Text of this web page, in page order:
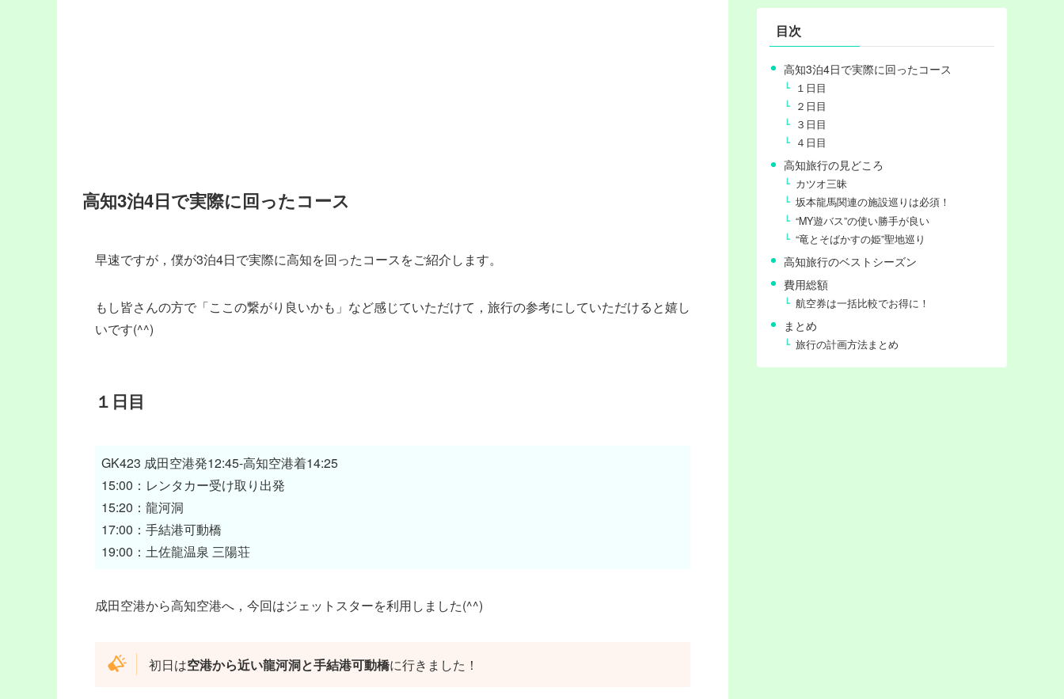
高知3泊4日で実際に回ったコース
早速ですが，僕が3泊4日で実際に高知を回ったコースをご紹介します。
もし皆さんの方で「ここの繋がり良いかも」など感じていただけて，旅行の参考にしていただけると嬉し
いです(^^)
１日目
GK423 成田空港発12:45-高知空港着14:25
15:00：レンタカー受け取り出発
15:20：龍河洞
17:00：手結港可動橋
19:00：土佐龍温泉 三陽荘
成田空港から高知空港へ，今回はジェットスターを利用しました(^^)
初日は空港から近い龍河洞と手結港可動橋に行きました！
目次
高知3泊4日で実際に回ったコース
１日目
２日目
３日目
４日目
高知旅行の見どころ
カツオ三昧
坂本龍馬関連の施設巡りは必須！
“MY遊バス”の使い勝手が良い
“竜とそばかすの姫”聖地巡り
高知旅行のベストシーズン
費用総額
航空券は一括比較でお得に！
まとめ
旅行の計画方法まとめ